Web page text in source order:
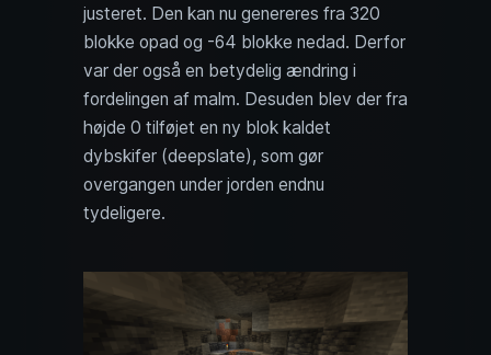
justeret. Den kan nu genereres fra 320
blokke opad og -64 blokke nedad. Derfor
var der også en betydelig ændring i
fordelingen af malm. Desuden blev der fra
højde 0 tilføjet en ny blok kaldet
dybskifer (deepslate), som gør
overgangen under jorden endnu
tydeligere.